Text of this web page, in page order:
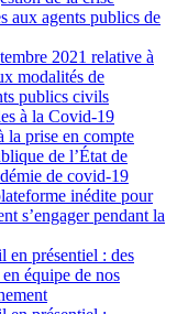
aux agents publics de
2021 relative à
modalités de
publics civils
à la Covid-19
la prise en compte
de l’État de
de covid-19
inédite pour
s’engager pendant la
en présentiel : des
équipe de nos